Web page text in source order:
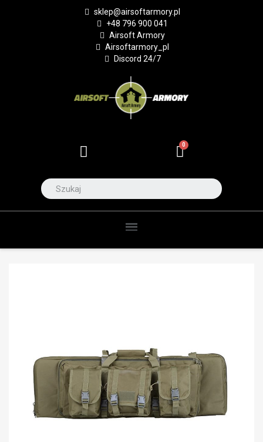
sklep@airsoftarmory.pl
+48 796 900 041
Airsoft Armory
Airsoftarmory_pl
Discord 24/7